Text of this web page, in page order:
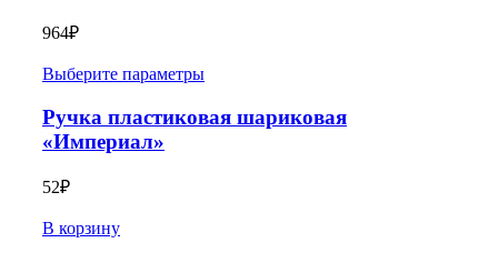
964₽
Выберите параметры
Ручка пластиковая шариковая
«Империал»
52₽
В корзину